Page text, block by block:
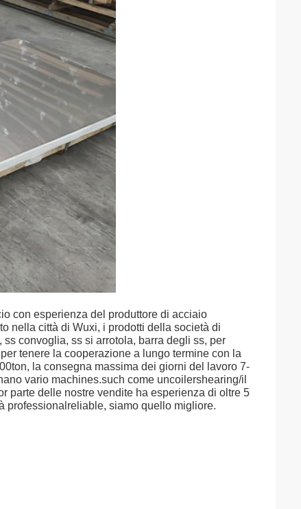
con esperienza del produttore di acciaio
nella città di Wuxi, i prodotti della società di
convoglia, ss si arrotola, barra degli ss, per
tenere la cooperazione a lungo termine con la
la consegna massima dei giorni del lavoro 7-
vario machines.such come uncoilershearing/il
parte delle nostre vendite ha esperienza di oltre 5
professionalreliable, siamo quello migliore.